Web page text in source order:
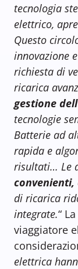
tecnologia
elettrico,
Questo
innovazione
richiesta di
ricarica
gestione
tecnologie
Batterie ad
rapida e
risultati… Le
convenienti,
di ricarica
integrate.“ La
viaggiatore
elettrica